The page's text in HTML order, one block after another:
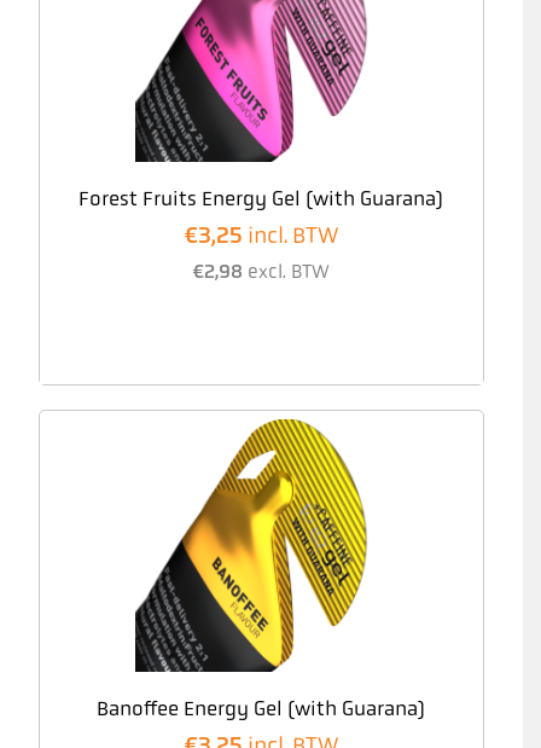
Forest Fruits Energy Gel (with Guarana)
€3,25 incl. BTW
€2,98 excl. BTW
Banoffee Energy Gel (with Guarana)